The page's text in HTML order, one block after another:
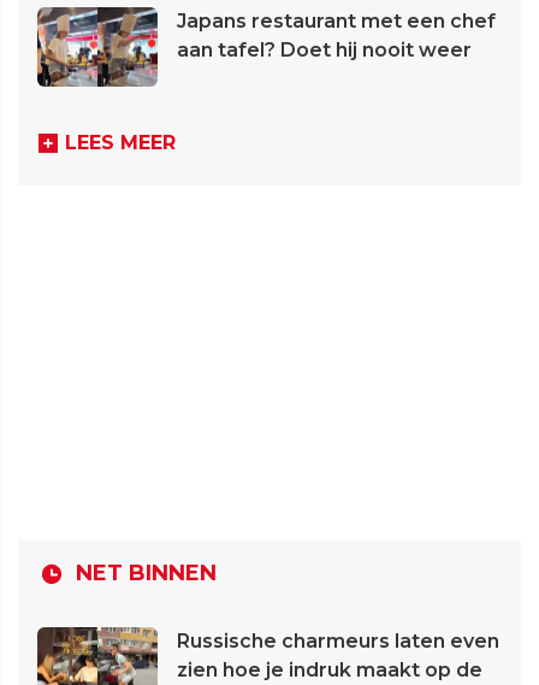
Japans restaurant met een chef
aan tafel? Doet hij nooit weer
LEES MEER
NET BINNEN
Russische charmeurs laten even
zien hoe je indruk maakt op de